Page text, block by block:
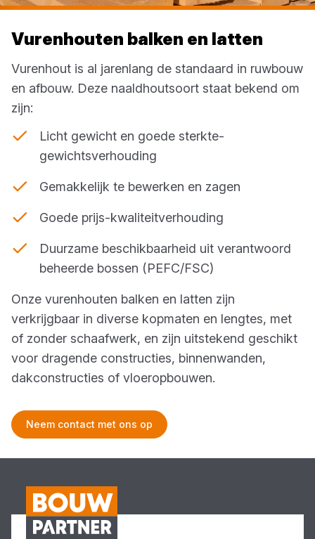
Vurenhouten balken en latten
Vurenhout is al jarenlang de standaard in ruwbouw
en afbouw. Deze naaldhoutsoort staat bekend om
zijn:
Licht gewicht en goede sterkte-
gewichtsverhouding
Gemakkelijk te bewerken en zagen
Goede prijs-kwaliteitverhouding
Duurzame beschikbaarheid uit verantwoord
beheerde bossen (PEFC/FSC)
Onze vurenhouten balken en latten zijn
verkrijgbaar in diverse kopmaten en lengtes, met
of zonder schaafwerk, en zijn uitstekend geschikt
voor dragende constructies, binnenwanden,
dakconstructies of vloeropbouwen.
Neem contact met ons op